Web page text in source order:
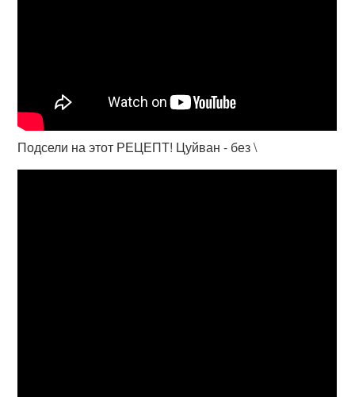
Подсели на этот РЕЦЕПТ! Цуйван - без \